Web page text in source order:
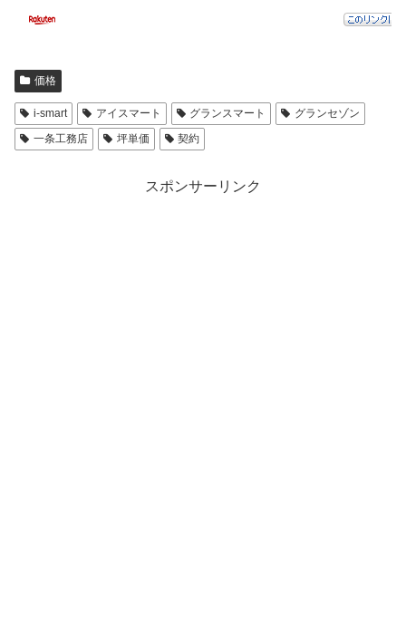
価格
i-smart アイスマート グランスマート
グランセゾン
一条工務店
坪単価 契約
スポンサーリンク